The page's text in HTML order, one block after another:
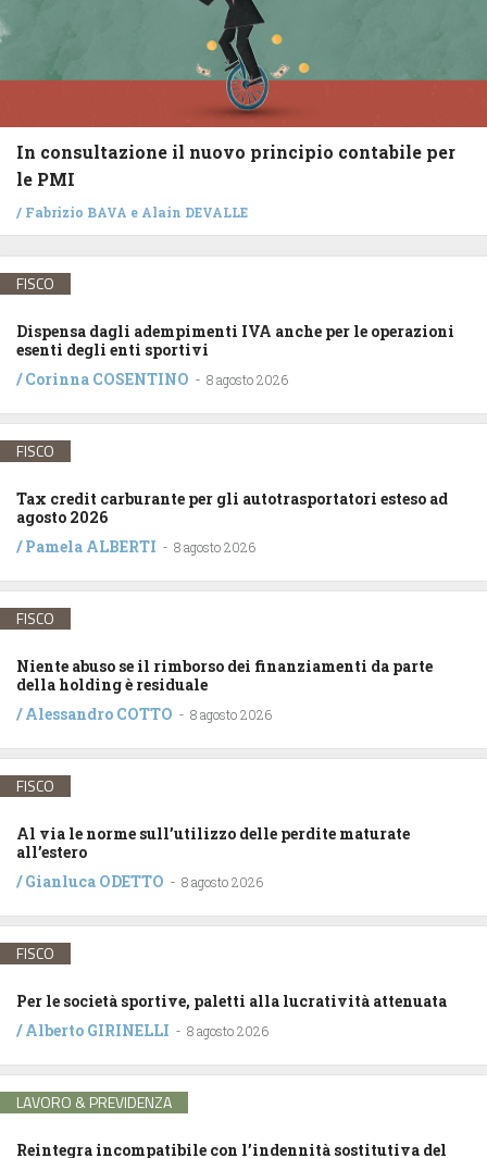
In consultazione il nuovo principio contabile per
le PMI
/ Fabrizio BAVA e Alain DEVALLE
FISCO
Dispensa dagli adempimenti IVA anche per le operazioni
esenti degli enti sportivi
/Corinna COSENTINO - 8 agosto 2026
FISCO
Tax credit carburante per gli autotrasportatori esteso ad
agosto 2026
/Pamela ALBERTI - 8 agosto 2026
FISCO
Niente abuso se il rimborso dei finanziamenti da parte
della holding è residuale
/Alessandro COTTO - 8 agosto 2026
FISCO
Al via le norme sull’utilizzo delle perdite maturate
all’estero
/Gianluca ODETTO - 8 agosto 2026
FISCO
Per le società sportive, paletti alla lucratività attenuata
/Alberto GIRINELLI - 8 agosto 2026
LAVORO & PREVIDENZA
Reintegra incompatibile con l’indennità sostitutiva del